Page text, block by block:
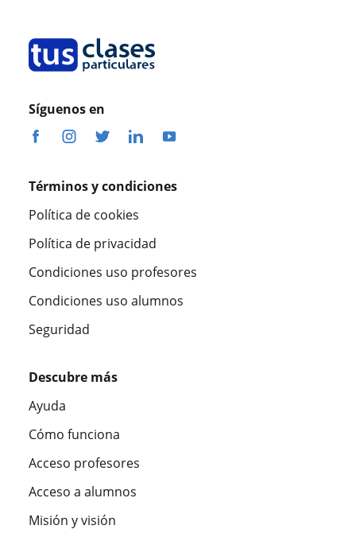
Síguenos en
Términos y condiciones
Política de cookies
Política de privacidad
Condiciones uso profesores
Condiciones uso alumnos
Seguridad
Descubre más
Ayuda
Cómo funciona
Acceso profesores
Acceso a alumnos
Misión y visión